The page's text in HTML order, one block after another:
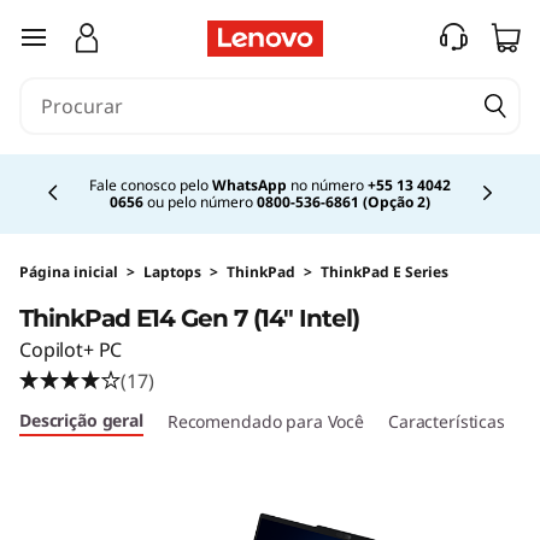
T
k
P
a
d
E
saltar para o conteúdo principal
Fale conosco peloWhatsApp no número+55 13 4042
0656ou pelo número0800-536-6861 (Opção 2)
Página inicial > Laptops > ThinkPad > ThinkPad E Series
ThinkPad E14 Gen 7 (14" Intel)
Copilot+ PC
(17)
Descrição geral Recomendado para Você Características